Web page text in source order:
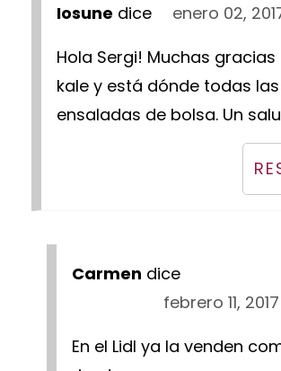
Iosune dice
enero 02,
Hola Sergi! Muchas gracias
kale y está dónde todas
ensaladas de bolsa. Un
Carmen dice
febrero 11,
En el Lidl ya la venden